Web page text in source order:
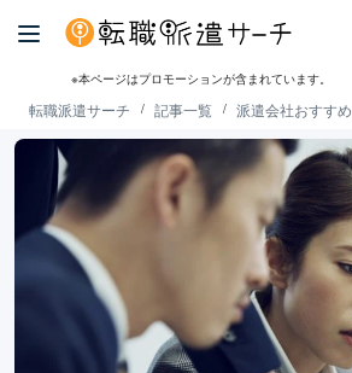
※本ページはプロモーションが含まれています。
転職派遣サーチ 記事一覧 派遣会社おすすめ